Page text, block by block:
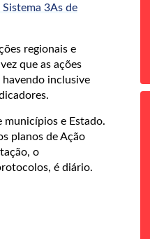
3As de
regionais e
que as ações
inclusive
e Estado.
planos de Ação
o
é diário.